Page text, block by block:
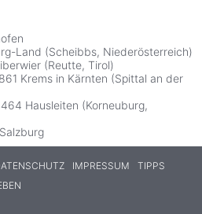
Land (Scheibbs, Niederösterreich)
(Reutte, Tirol)
Krems in Kärnten (Spittal an der
Hausleiten (Korneuburg,
IMPRESSUM
TIPPS